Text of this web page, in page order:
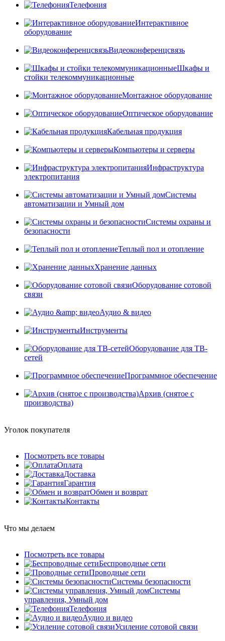
Телефония
Интерактивное
оборудование
Видеоконференцсвязь
Шкафы и
стойки телекоммуникационные
Монтажное оборудование
Оптическое оборудование
Кабельная продукция
Компьютеры и серверы
Инфраструктура
электропитания
Системы
автоматизации и Умный дом
Системы охраны и
безопасности
Теплый пол и отопление
Хранение данных
Оборудование сотовой
связи
Аудио & видео
Инструменты
Оборудование для ТВ-
сетей
Программное обеспечение
Архив (снятое с
производства)
Уголок покупателя
Посмотреть все товары
Оплата
Доставка
Гарантия
Обмен и возврат
Контакты
Что мы делаем
Посмотреть все товары
Беспроводные сети
Проводные сети
Системы безопасности
Системы
управления, Умный дом
Телефония
Аудио и видео
Усиление сотовой связи